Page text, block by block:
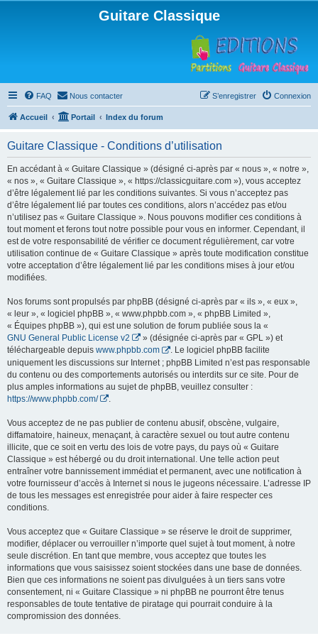
Guitare Classique
FAQ Nous contacter Connexion
S’enregistrer
Accueil Portail Index du forum
Guitare Classique - Conditions d’utilisation
En accédant à « Guitare Classique » (désigné ci-après par « nous », « notre »,
« nos », « Guitare Classique », « https://classicguitare.com »), vous acceptez
d’être légalement lié par les conditions suivantes. Si vous n’acceptez pas
d’être légalement lié par toutes ces conditions, alors n’accédez pas et/ou
n’utilisez pas « Guitare Classique ». Nous pouvons modifier ces conditions à
tout moment et ferons tout notre possible pour vous en informer. Cependant, il
est de votre responsabilité de vérifier ce document régulièrement, car votre
utilisation continue de « Guitare Classique » après toute modification constitue
votre acceptation d’être légalement lié par les conditions mises à jour et/ou
modifiées.
Nos forums sont propulsés par phpBB (désigné ci-après par « ils », « eux »,
« leur », « logiciel phpBB », « www.phpbb.com », « phpBB Limited »,
« Équipes phpBB »), qui est une solution de forum publiée sous la «
GNU General Public License v2
» (désignée ci-après par « GPL ») et
téléchargeable depuis www.phpbb.com
. Le logiciel phpBB facilite
uniquement les discussions sur Internet ; phpBB Limited n’est pas responsable
du contenu ou des comportements autorisés ou interdits sur ce site. Pour de
plus amples informations au sujet de phpBB, veuillez consulter :
https://www.phpbb.com/
Vous acceptez de ne pas publier de contenu abusif, obscène, vulgaire,
diffamatoire, haineux, menaçant, à caractère sexuel ou tout autre contenu
illicite, que ce soit en vertu des lois de votre pays, du pays où « Guitare
Classique » est hébergé ou du droit international. Une telle action peut
entraîner votre bannissement immédiat et permanent, avec une notification à
votre fournisseur d’accès à Internet si nous le jugeons nécessaire. L’adresse IP
de tous les messages est enregistrée pour aider à faire respecter ces
conditions.
Vous acceptez que « Guitare Classique » se réserve le droit de supprimer,
modifier, déplacer ou verrouiller n’importe quel sujet à tout moment, à notre
seule discrétion. En tant que membre, vous acceptez que toutes les
informations que vous saisissez soient stockées dans une base de données.
Bien que ces informations ne soient pas divulguées à un tiers sans votre
consentement, ni « Guitare Classique » ni phpBB ne pourront être tenus
responsables de toute tentative de piratage qui pourrait conduire à la
compromission des données.